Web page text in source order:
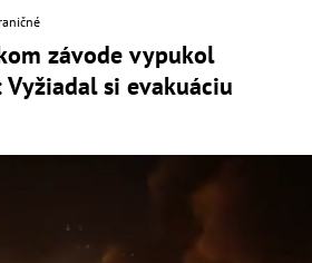
závode vypukol
si evakuáciu